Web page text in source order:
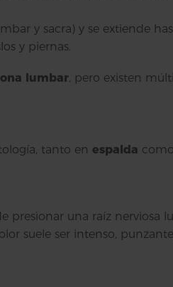
y sacra) y se extiende
y piernas.
lumbar, pero existen
tanto en espalda como
presionar una raíz nerviosa
suele ser intenso,